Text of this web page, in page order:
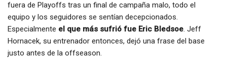
fuera de Playoffs tras un final de campaña malo, todo el
equipo y los seguidores se sentían decepcionados.
Especialmente el que más sufrió fue Eric Bledsoe. Jeff
Hornacek, su entrenador entonces, dejó una frase del base
justo antes de la offseason.